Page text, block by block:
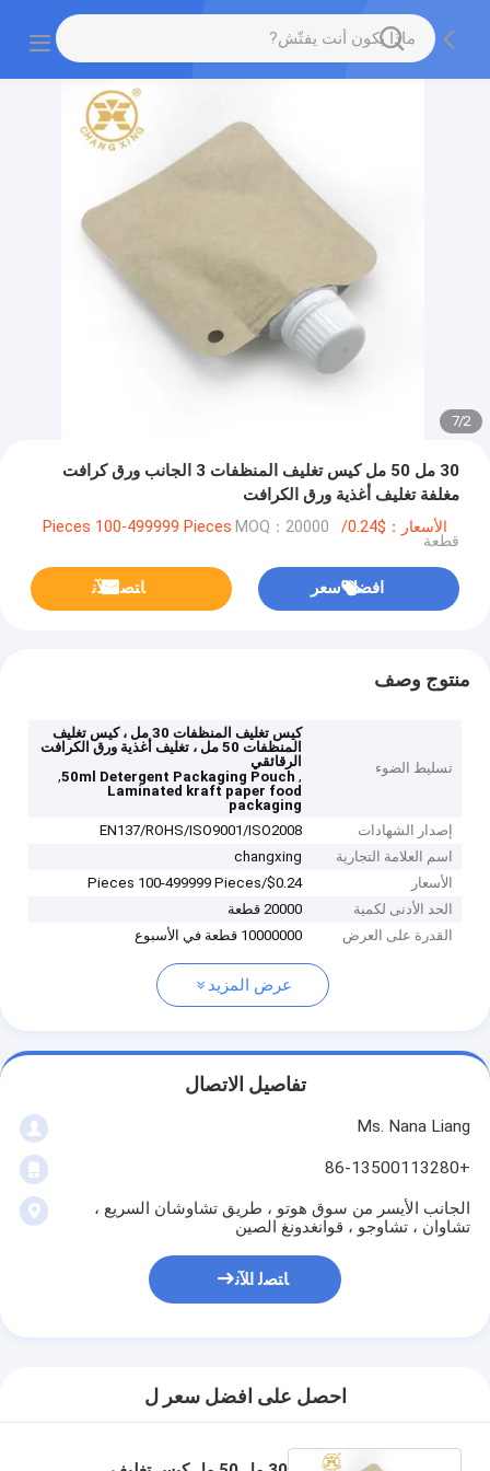
2
/
7
30 مل 50 مل كيس تغليف المنظفات 3 الجانب ورق كرافت
مغلفة تغليف أغذية ورق الكرافت
الأسعار：$0.24/Pieces 100-499999 Pieces MOQ：20000
قطعة
افضل سعر ﺎﺘﺼﻟ ﺍﻶﻧ
منتوج وصف
تسليط الضوء
كيس تغليف المنظفات 30 مل ، كيس تغليف
المنظفات 50 مل ، تغليف أغذية ورق الكرافت
الرقائقي
,
50ml Detergent Packaging Pouch
,
Laminated kraft paper food
packaging
إصدار الشهادات
EN137/ROHS/ISO9001/ISO2008
اسم العلامة التجارية
changxing
الأسعار
$0.24/Pieces 100-499999 Pieces
الحد الأدنى لكمية
20000 قطعة
القدرة على العرض
10000000 قطعة في الأسبوع
عرض المزيد
تفاصيل الاتصال
Ms. Nana Liang
+86-13500113280
الجانب الأيسر من سوق هوتو ، طريق تشاوشان السريع ،
تشاوان ، تشاوجو ، قوانغدونغ الصين
ﺎﺘﺼﻟ ﺍﻶﻧ
احصل على افضل سعر ل